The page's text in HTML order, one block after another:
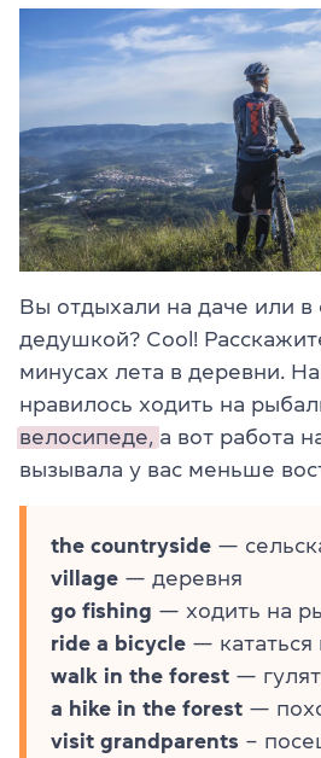
Вы отдыхали на даче или в
дедушкой? Cool!
минусах лета в деревни.
нравилось ходить на
велосипеде, а вот работа
вызывала у вас меньше
the countryside —
village — деревня
go fishing — ходить на
ride a bicycle — кататься
walk in the forest —
a hike in the forest —
visit grandparents –